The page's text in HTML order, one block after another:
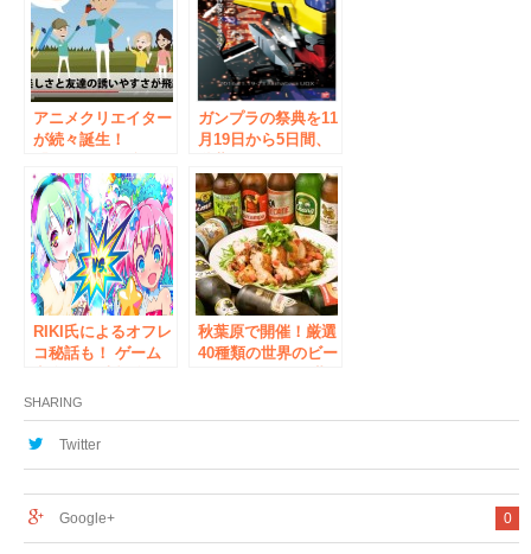
を開催!
アニメクリエイター
が続々誕生！
ミナーが7月1日 秋
葉原で開催
ガンプラの祭典を11
月19日から5日間、
『鉄血のオルフェン
ズ』の世界をガンプ
ラEXPOで体感 ～
鉄血のオルフェンズ
の世界を1/1スケー
ルで感じろ！～
RIKI氏によるオフレ
コ秘話も！ ゲーム
名限定トークイベン
ト 「激白！8BIT
AFTER HOURS」
秋葉原で開催！厳選
40種類の世界のビー
「旅ノリフェス
SHARING
Twitter
0
Google+